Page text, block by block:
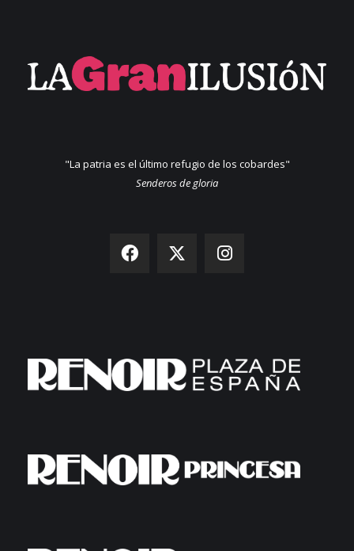
"La patria es el último refugio de los cobardes"
Senderos de gloria